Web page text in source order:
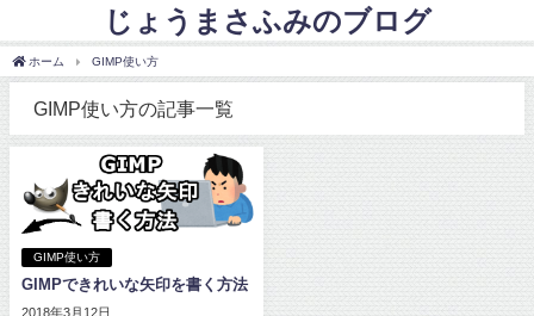
じょうまさふみのブログ
ホーム GIMP使い方
GIMP使い方の記事一覧
GIMP使い方
GIMPできれいな矢印を書く方法
2018年3月12日